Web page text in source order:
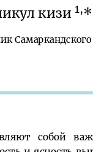
1, *
собой